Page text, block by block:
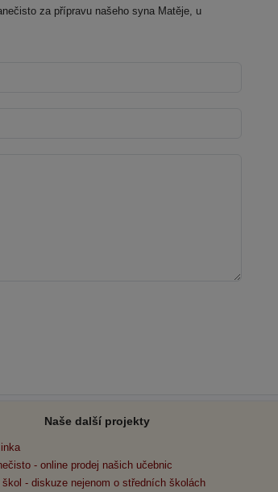
za přípravu našeho syna Matěje, u
Naše další projekty
- online prodej našich učebnic
- diskuze nejenom o středních školách